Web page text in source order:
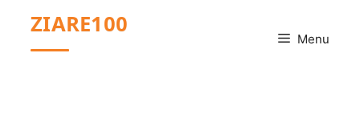
conținut
ZIARE100
Menu